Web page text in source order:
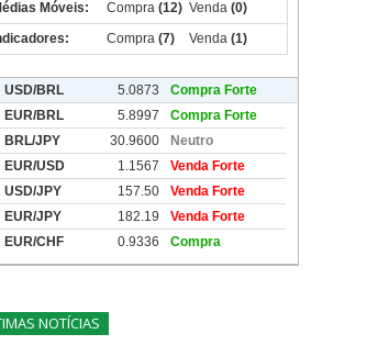
NOTÍCIAS